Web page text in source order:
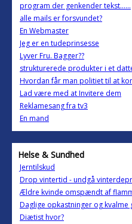
program der genkender tekst......
alle mails er forsvundet?
En Webmaster
Jeg er en tudeprinsesse
Lyver Fru. Bagger??
strukturerede produkter i et
Hvordan får man politiet til at
Lad være med at Invitere dem
Reklamesang fra tv3
En mand
Helse & Sundhed
Jerntilskud
Drop vintertid - undgå
Ældre kvinde omspændt af
Daglige opkastninger og
Diætist hvor?